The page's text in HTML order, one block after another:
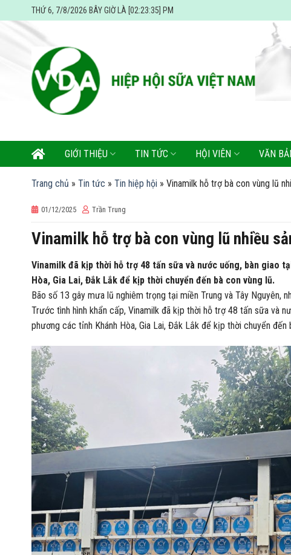
to
THỨ 6, 7/8/2026 BÂY GIỜ LÀ [02:23:37] PM
GIỚI THIỆU TIN TỨC HỘI VIÊN VĂN
Trang chủ » Tin tức » Tin hiệp hội » Vinamilk hỗ trợ bà con vùng lũ
01/12/2025 Trần Trung
Vinamilk hỗ trợ bà con vùng lũ nhiều
Vinamilk đã kịp thời hỗ trợ 48 tấn sữa và nước uống, bàn giao
Hòa, Gia Lai, Đắk Lắk để kịp thời chuyển đến bà con vùng lũ.
Bão số 13 gây mưa lũ nghiêm trọng tại miền Trung và Tây Nguyên,
Trước tình hình khẩn cấp, Vinamilk đã kịp thời hỗ trợ 48 tấn sữa và
phương các tỉnh Khánh Hòa, Gia Lai, Đắk Lắk để kịp thời chuyển đến